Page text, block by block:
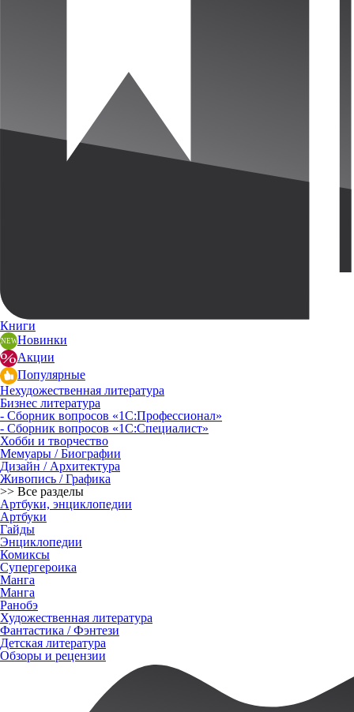
Книги
Новинки
Акции
Популярные
Нехудожественная литература
Бизнес литература
- Сборник вопросов «1С:Профессионал»
- Сборник вопросов «1С:Специалист»
Хобби и творчество
Мемуары / Биографии
Дизайн / Архитектура
Живопись / Графика
>> Все разделы
Артбуки, энциклопедии
Артбуки
Гайды
Энциклопедии
Комиксы
Супергероика
Манга
Манга
Ранобэ
Художественная литература
Фантастика / Фэнтези
Детская литература
Обзоры и рецензии